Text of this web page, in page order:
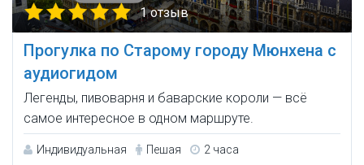
1 отзыв
Прогулка по Старому городу Мюнхена с
аудиогидом
Легенды, пивоварня и баварские короли — всё
самое интересное в одном маршруте.
Индивидуальная Пешая 2 часа